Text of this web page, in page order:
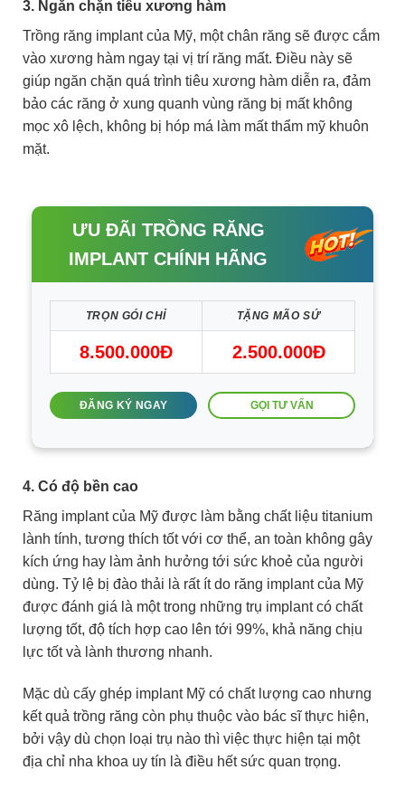
3. Ngăn chặn tiêu xương hàm
Trồng răng implant của Mỹ, một chân răng sẽ được cắm
vào xương hàm ngay tại vị trí răng mất. Điều này sẽ
giúp ngăn chặn quá trình tiêu xương hàm diễn ra, đảm
bảo các răng ở xung quanh vùng răng bị mất không
mọc xô lệch, không bị hóp má làm mất thẩm mỹ khuôn
mặt.
ƯU ĐÃI TRỒNG RĂNG
IMPLANT CHÍNH HÃNG
TRỌN GÓI CHỈ TẶNG MÃO SỨ
8.500.000Đ 2.500.000Đ
ĐĂNG KÝ NGAY GỌI TƯ VẤN
4. Có độ bền cao
Răng implant của Mỹ được làm bằng chất liệu titanium
lành tính, tương thích tốt với cơ thể, an toàn không gây
kích ứng hay làm ảnh hưởng tới sức khoẻ của người
dùng. Tỷ lệ bị đào thải là rất ít do răng implant của Mỹ
được đánh giá là một trong những trụ implant có chất
lượng tốt, độ tích hợp cao lên tới 99%, khả năng chịu
lực tốt và lành thương nhanh.
Mặc dù cấy ghép implant Mỹ có chất lượng cao nhưng
kết quả trồng răng còn phụ thuộc vào bác sĩ thực hiện,
bởi vậy dù chọn loại trụ nào thì việc thực hiện tại một
địa chỉ nha khoa uy tín là điều hết sức quan trọng.